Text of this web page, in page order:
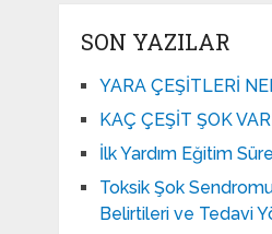
SON YAZILAR
YARA ÇEŞİTLERİ
KAÇ ÇEŞİT ŞOK
İlk Yardım Eğitim
Toksik Şok
Belirtileri ve Tedavi